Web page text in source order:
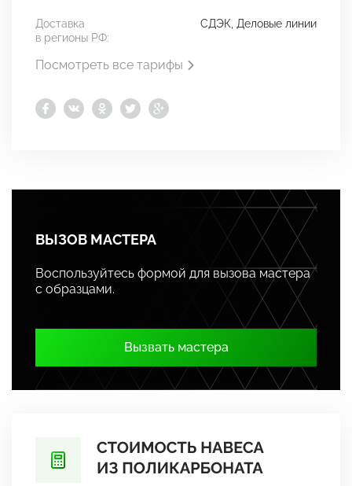
Доставка
в регионы РФ:
СДЭК, Деловые линии
Посмотреть все тарифы
ВЫЗОВ МАСТЕРА
Воспользуйтесь формой для вызова мастера
с образцами.
Вызвать мастера